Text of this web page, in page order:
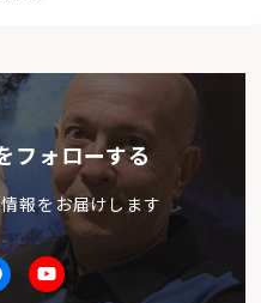
フォローする
報をお届けします
Youtube